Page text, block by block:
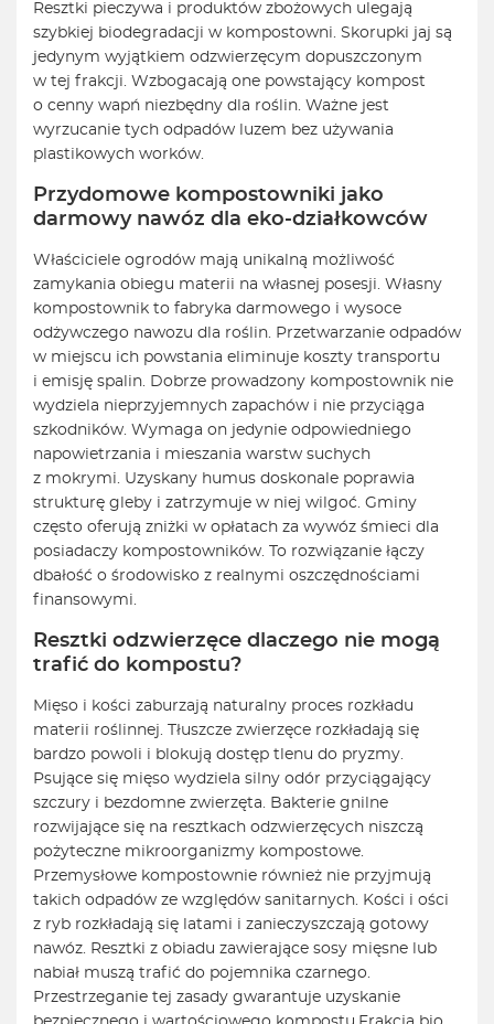
Resztki pieczywa i produktów zbożowych ulegają
szybkiej biodegradacji w kompostowni. Skorupki jaj są
jedynym wyjątkiem odzwierzęcym dopuszczonym
w tej frakcji. Wzbogacają one powstający kompost
o cenny wapń niezbędny dla roślin. Ważne jest
wyrzucanie tych odpadów luzem bez używania
plastikowych worków.
Przydomowe kompostowniki jako
darmowy nawóz dla eko-działkowców
Właściciele ogrodów mają unikalną możliwość
zamykania obiegu materii na własnej posesji. Własny
kompostownik to fabryka darmowego i wysoce
odżywczego nawozu dla roślin. Przetwarzanie odpadów
w miejscu ich powstania eliminuje koszty transportu
i emisję spalin. Dobrze prowadzony kompostownik nie
wydziela nieprzyjemnych zapachów i nie przyciąga
szkodników. Wymaga on jedynie odpowiedniego
napowietrzania i mieszania warstw suchych
z mokrymi. Uzyskany humus doskonale poprawia
strukturę gleby i zatrzymuje w niej wilgoć. Gminy
często oferują zniżki w opłatach za wywóz śmieci dla
posiadaczy kompostowników. To rozwiązanie łączy
dbałość o środowisko z realnymi oszczędnościami
finansowymi.
Resztki odzwierzęce dlaczego nie mogą
trafić do kompostu?
Mięso i kości zaburzają naturalny proces rozkładu
materii roślinnej. Tłuszcze zwierzęce rozkładają się
bardzo powoli i blokują dostęp tlenu do pryzmy.
Psujące się mięso wydziela silny odór przyciągający
szczury i bezdomne zwierzęta. Bakterie gnilne
rozwijające się na resztkach odzwierzęcych niszczą
pożyteczne mikroorganizmy kompostowe.
Przemysłowe kompostownie również nie przyjmują
takich odpadów ze względów sanitarnych. Kości i ości
z ryb rozkładają się latami i zanieczyszczają gotowy
nawóz. Resztki z obiadu zawierające sosy mięsne lub
nabiał muszą trafić do pojemnika czarnego.
Przestrzeganie tej zasady gwarantuje uzyskanie